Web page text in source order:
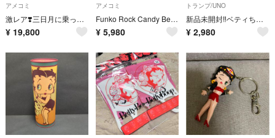
アメコミ
激レア❣️三日月に乗って眠るベビーベティちゃん♡フィギュア☆bettyboop
¥ 19,800
アメコミ
Funko Rock Candy Betty Boop ベティちゃん フィギュア
¥ 5,980
トランプ/UNO
新品未開封‼️ベティちゃん♡缶ケース入りトランプ☆bettyboop
¥ 2,980